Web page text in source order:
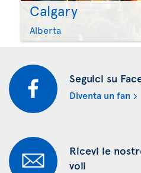
Calgary
Alberta
Seguici su
Diventa un fan
Ricevi le
voli